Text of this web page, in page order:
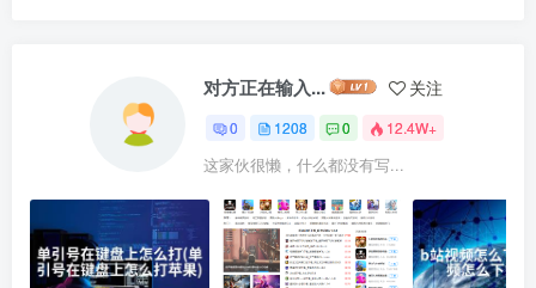
对方正在输入... 关注
0 1208 0 12.4W+
这家伙很懒，什么都没有写...